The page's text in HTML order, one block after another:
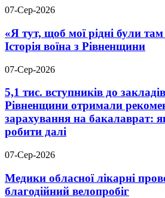
07-Сер-2026
«Я тут, щоб мої рідні були
Історія воїна з Рівненщини
07-Сер-2026
5,1 тис. вступників до
Рівненщини отримали
зарахування на бакалаврат:
робити далі
07-Сер-2026
Медики обласної лікарні
благодійний велопробіг